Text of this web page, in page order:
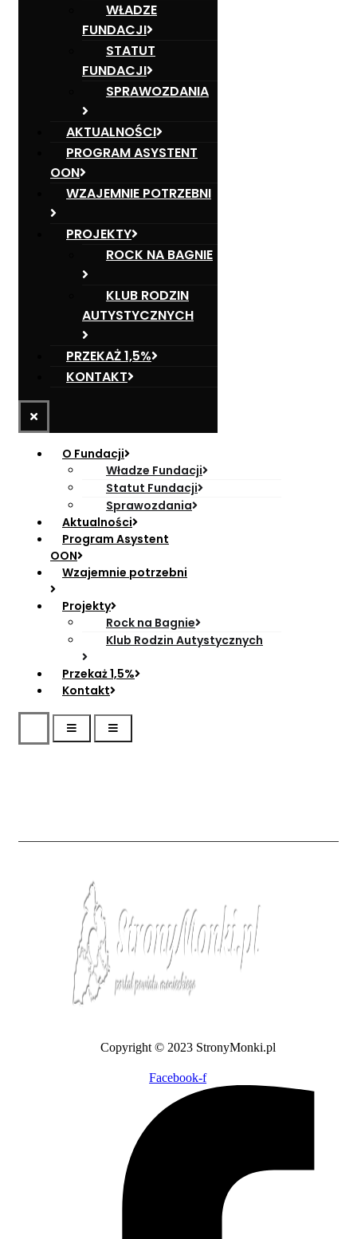
WŁADZE
FUNDACJI
STATUT
FUNDACJI
SPRAWOZDANIA
AKTUALNOŚCI
PROGRAM ASYSTENT
OON
WZAJEMNIE POTRZEBNI
PROJEKTY
ROCK NA BAGNIE
KLUB RODZIN
AUTYSTYCZNYCH
PRZEKAŻ 1,5%
KONTAKT
O Fundacji
Władze Fundacji
Statut Fundacji
Sprawozdania
Aktualności
Program Asystent
OON
Wzajemnie potrzebni
Projekty
Rock na Bagnie
Klub Rodzin Autystycznych
Przekaż 1,5%
Kontakt
Copyright © 2023 StronyMonki.pl
Facebook-f